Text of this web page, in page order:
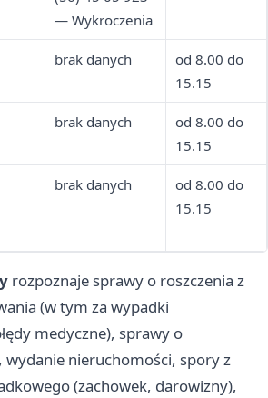
— Wykroczenia
brak danych
od 8.00 do
15.15
brak danych
od 8.00 do
15.15
brak danych
od 8.00 do
15.15
rozpoznaje sprawy o roszczenia z
(w tym za wypadki
medyczne), sprawy o
wydanie nieruchomości, spory z
(zachowek, darowizny),